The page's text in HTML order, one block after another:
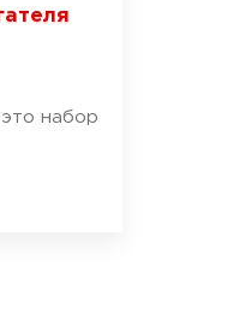
набор